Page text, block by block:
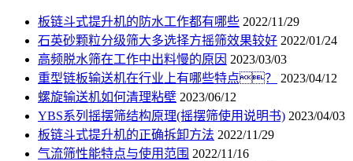
板链斗式提升机的防水工作都有哪些 2022/11/29
石英砂颗粒分级筛大多选择方摇筛效果较好 2022/01/24
高频脱水筛在工作中出料慢的原因 2023/03/03
重型链板输送机在行业上有哪些特点？
2023/04/12
螺旋输送机如何清理粘壁 2023/06/12
YBS系列摇摆筛结构原理(摇摆筛使用说明书) 2023/04/03
板链斗式提升机的正确拆卸方法 2022/11/29
气流筛性能特点与使用范围 2022/11/16